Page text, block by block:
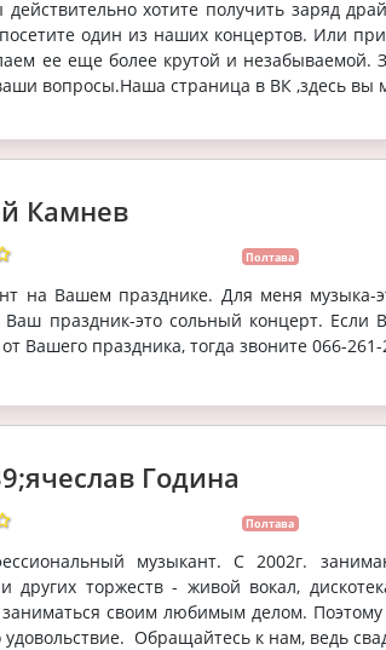
действительно хотите получить заряд
один из наших концертов. Или
ее еще более крутой и незабываемой.
вопросы.Наша страница в ВК ,здесь вы
Камнев
Полтава
на Вашем празднике. Для меня музыка-
праздник-это сольный концерт. Если
Вашего праздника, тогда звоните 066-261-
Година
Полтава
музыкант. С 2002г.
других торжеств - живой вокал,
своим любимым делом.
удовольствие. Обращайтесь к нам, ведь